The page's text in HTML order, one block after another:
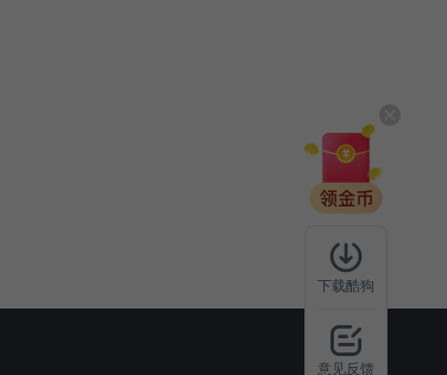
下载酷狗
意见反馈